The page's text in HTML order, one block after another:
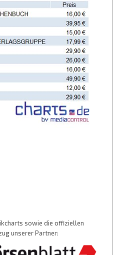
sowie die offiziellen
unserer Partner: